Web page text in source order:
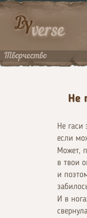
DYverse
Творчество
Не
Не гаси
если
Может,
в твои
и
И в